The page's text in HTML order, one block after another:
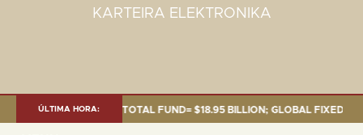
KARTEIRA ELEKTRONIKA
ÚLTIMA HORA:
OF 30 SEP. 2025: TOTAL FUND= $18.95 BILLION; GLOBAL FIXED